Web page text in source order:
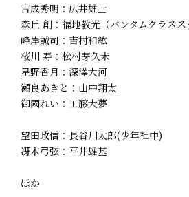
吉成秀明：広井雄士
森丘 創：福地教光（バンタムクラスス
峰岸誠司：吉村和紘
桜川 寿：松村芽久未
星野香月：深澤大河
瀬良あきと：山中翔太
御國れい：工藤大夢
望田政信：長谷川太郎(少年社中)
冴木弓弦：平井雄基
ほか